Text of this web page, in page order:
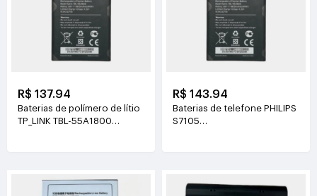
R$ 137.94
Baterias de polímero de lítio
TP_LINK TBL-55A1800
R$ 143.94
Baterias de telefone PHILIPS
S7105